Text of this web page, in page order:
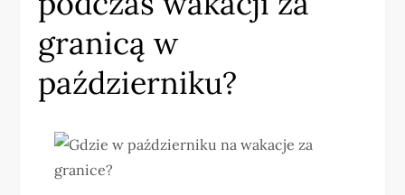
granicą w
październiku?